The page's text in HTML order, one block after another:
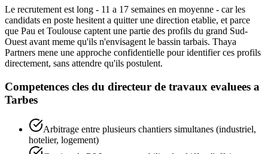
Le recrutement est long - 11 a 17 semaines en moyenne - car les
candidats en poste hesitent a quitter une direction etablie, et parce
que Pau et Toulouse captent une partie des profils du grand Sud-
Ouest avant meme qu'ils n'envisagent le bassin tarbais. Thaya
Partners mene une approche confidentielle pour identifier ces profils
directement, sans attendre qu'ils postulent.
Competences cles du directeur de travaux evaluees a
Tarbes
Arbitrage entre plusieurs chantiers simultanes (industriel,
hotelier, logement)